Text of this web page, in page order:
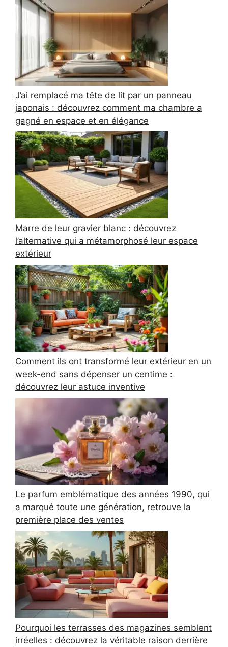
J’ai remplacé ma tête de lit par un panneau
japonais : découvrez comment ma chambre a
gagné en espace et en élégance
Marre de leur gravier blanc : découvrez
l’alternative qui a métamorphosé leur espace
extérieur
Comment ils ont transformé leur extérieur en un
week-end sans dépenser un centime :
découvrez leur astuce inventive
Le parfum emblématique des années 1990, qui
a marqué toute une génération, retrouve la
première place des ventes
Pourquoi les terrasses des magazines semblent
irréelles : découvrez la véritable raison derrière